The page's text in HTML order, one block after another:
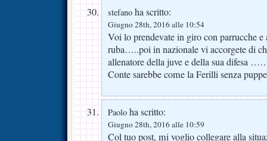
stefano ha scritto:
Giugno 28th, 2016 alle 10:54
Voi lo prendevate in giro con parrucche
ruba…..poi in nazionale vi accorgete di
allenatore della juve e della sua difesa
Conte sarebbe come la Ferilli senza
Paolo ha scritto:
Giugno 28th, 2016 alle 10:59
Col tuo post, mi voglio collegare alla